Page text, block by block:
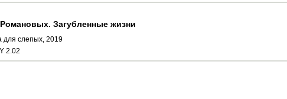
Загубленные жизни
для слепых, 2019
2.02